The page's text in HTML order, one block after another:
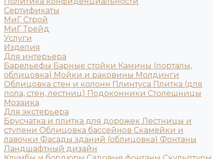
Сертификаты
МиГ Строй
МиГ Трейд
Услуги
Изделия
Для интерьера
Барельефы Барные стойки Камины (порталы,
облицовка) Мойки и раковины Молдинги
Облицовка стен и колонн Плинтуса Плитка (для
пола, стен, лестниц) Подоконники Столешницы
Мозаика
Для экстерьера
Брусчатка и плитка для дорожек Лестницы и
ступени Облицовка бассейнов Скамейки и
лавочки Фасады зданий (облицовка) Фонтаны
Ландшафтный дизайн